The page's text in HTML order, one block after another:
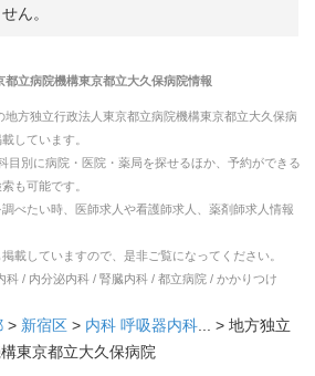
ん。
都立病院機構東京都立大久保病院情報
地方独立行政法人東京都立病院機構東京都立大久保病
しています。
目別に病院・医院・薬局を探せるほか、予約ができる
も可能です。
べたい時、医師求人や看護師求人、薬剤師求人情報
載していますので、是非ご覧になってください。
科 / 内分泌内科 / 腎臓内科 / 都立病院 / かかりつけ
> 新宿区 > 内科 呼吸器内科... > 地方独立
東京都立大久保病院